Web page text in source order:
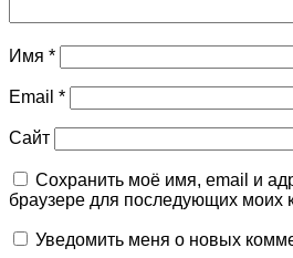
Имя *
Email *
Сайт
Сохранить моё имя, email и
браузере для последующих моих
Уведомить меня о новых